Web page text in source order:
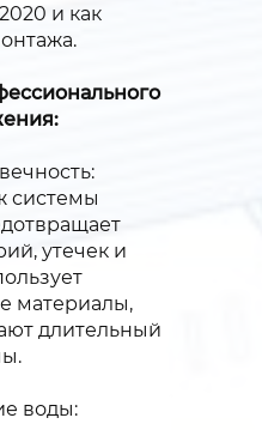
и как
системы
утечек и
материалы,
длительный
воды: